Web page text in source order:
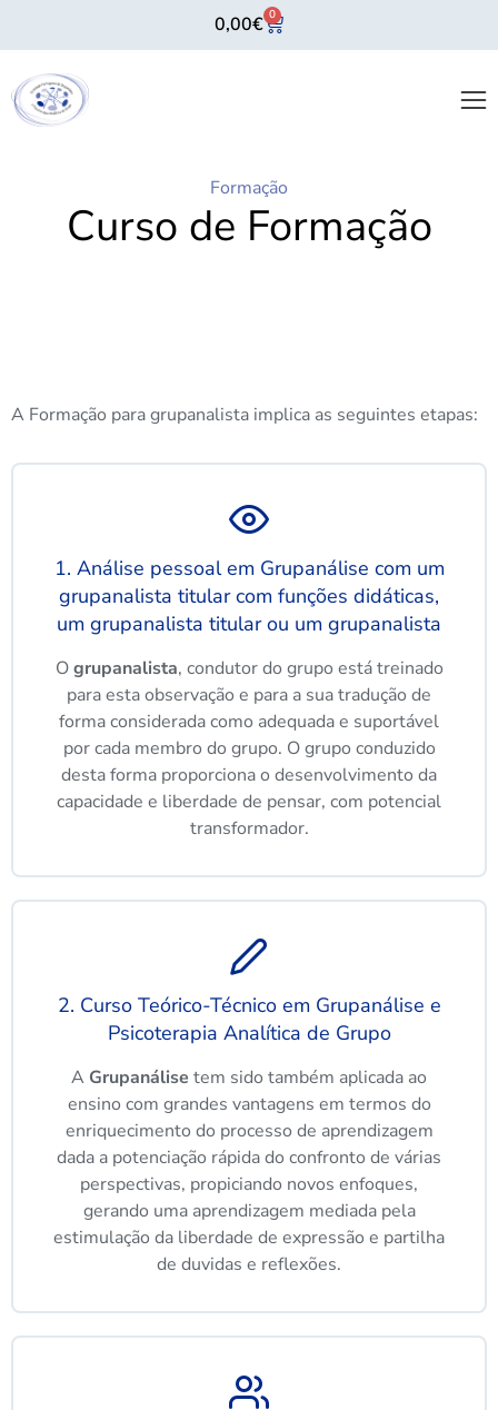
0,00€ 0
Formação
Curso de Formação
A Formação para grupanalista implica as seguintes etapas:
1. Análise pessoal em Grupanálise com um
grupanalista titular com funções didáticas,
um grupanalista titular ou um grupanalista
Ogrupanalista, condutor do grupo está treinado
para esta observação e para a sua tradução de
forma considerada como adequada e suportável
por cada membro do grupo. O grupo conduzido
desta forma proporciona o desenvolvimento da
capacidade e liberdade de pensar, com potencial
transformador.
2. Curso Teórico-Técnico em Grupanálise e
Psicoterapia Analítica de Grupo
A Grupanálise tem sido também aplicada ao
ensino com grandes vantagens em termos do
enriquecimento do processo de aprendizagem
dada a potenciação rápida do confronto de várias
perspectivas, propiciando novos enfoques,
gerando uma aprendizagem mediada pela
estimulação da liberdade de expressão e partilha
de duvidas e reflexões.